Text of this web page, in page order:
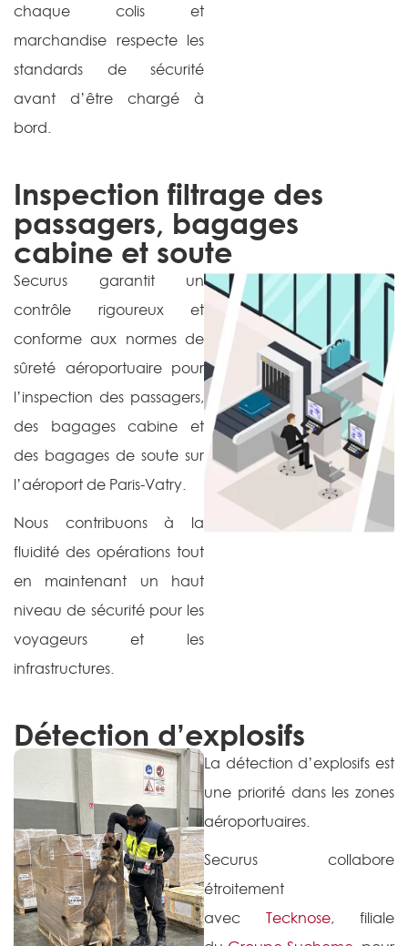
chaque colis et
marchandise respecte les
standards de sécurité
avant d’être chargé à
bord.
Inspection filtrage des
passagers, bagages
cabine et soute
Securus garantit un
contrôle rigoureux et
conforme aux normes de
sûreté aéroportuaire pour
l’inspection des passagers,
des bagages cabine et
des bagages de soute sur
l’aéroport de Paris-Vatry.
Nous contribuons à la
fluidité des opérations tout
en maintenant un haut
niveau de sécurité pour les
voyageurs et les
infrastructures.
Détection d’explosifs
La détection d’explosifs est
une priorité dans les zones
aéroportuaires.
Securus collabore
étroitement
avec Tecknose, filiale